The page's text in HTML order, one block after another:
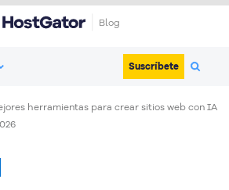
Blog
Suscríbete
herramientas para crear sitios web con IA